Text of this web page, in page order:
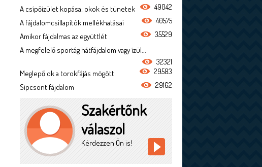
A csípőízület kopása: okok és tünetek
49042
A fájdalomcsillapítók mellékhatásai
40575
Amikor fájdalmas az együttlét
35529
A megfelelő sportág hátfájdalom vagy ízül...
32321
Meglepő ok a torokfájás mögött
29583
Sípcsont fájdalom
29162
Szakértőnk
válaszol
Kérdezzen Ön is!